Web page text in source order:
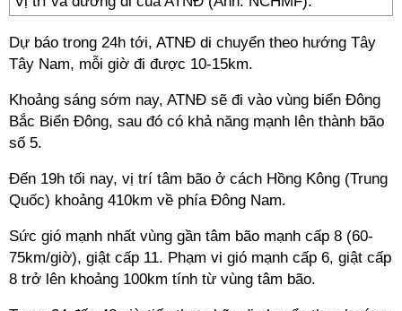
Dự báo trong 24h tới, ATNĐ di chuyển theo hướng Tây
Tây Nam, mỗi giờ đi được 10-15km.
Khoảng sáng sớm nay, ATNĐ sẽ đi vào vùng biển Đông
Bắc Biển Đông, sau đó có khả năng mạnh lên thành bão
số 5.
Đến 19h tối nay, vị trí tâm bão ở cách Hồng Kông (Trung
Quốc) khoảng 410km về phía Đông Nam.
Sức gió mạnh nhất vùng gần tâm bão mạnh cấp 8 (60-
75km/giờ), giật cấp 11. Phạm vi gió mạnh cấp 6, giật cấp
8 trở lên khoảng 100km tính từ vùng tâm bão.